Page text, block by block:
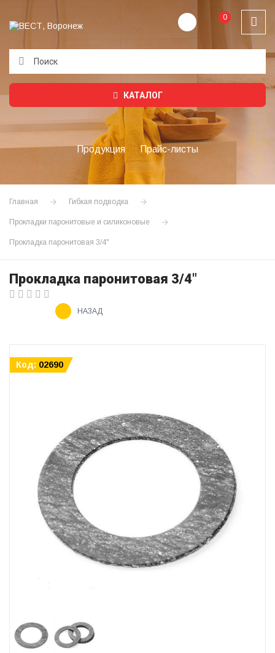
0
КАТАЛОГ
Продукция Прайс-листы
Главная Гибкая подводка
Прокладки паронитовые и силиконовые
Прокладка паронитовая 3/4"
Прокладка паронитовая 3/4"
НАЗАД
Код: 02690